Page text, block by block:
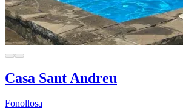
Casa Sant Andreu
Fonollosa